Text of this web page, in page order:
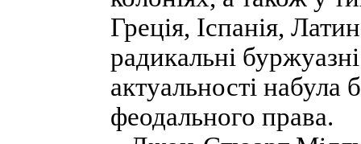
Греція, Іспанія,
радикальні
актуальності набула
феодального права.